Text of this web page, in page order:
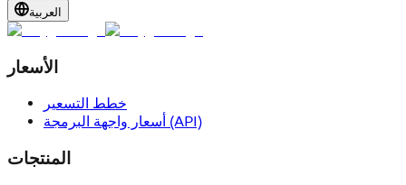
العربية
الأسعار
خطط التسعير
أسعار واجهة البرمجة (API)
المنتجات